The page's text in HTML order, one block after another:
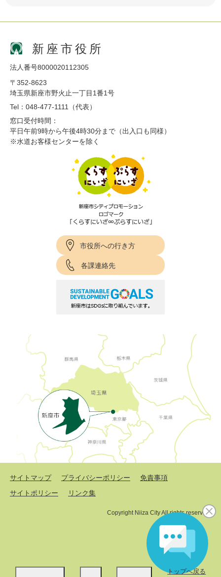
トップへ戻る
新座市役所
法人番号8000020112305
〒352-8623
埼玉県新座市野火止一丁目1番1号
Tel：048-477-1111（代表）
窓口受付時間：
平日午前9時から午後4時30分まで（出入口も同様）
※水道お客様センターを除く
市役所への行き方
各課連絡先
サイトマップ プライバシーポリシー
免責事項
サイトポリシー
リンク集
Copyright Niiza City All rights reserved.